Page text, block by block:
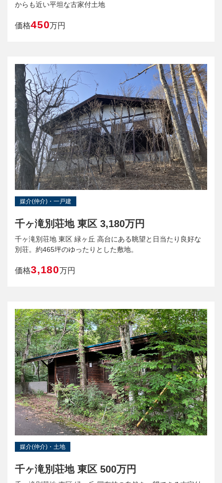
からも近い平坦な古家付土地
価格450万円
媒介(仲介)・一戸建
千ヶ滝別荘地 東区 3,180万円
千ヶ滝別荘地 東区 緑ヶ丘 高台にある眺望と日当たり良好な
別荘。約465坪のゆったりとした敷地。
価格3,180 万円
媒介(仲介)・土地
千ヶ滝別荘地 東区 500万円